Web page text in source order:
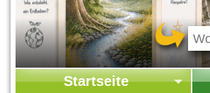
Startseite